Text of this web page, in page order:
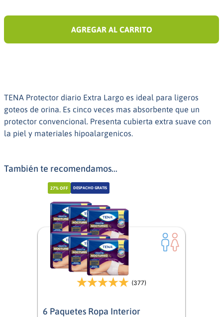
AGREGAR AL CARRITO
TENA Protector diario Extra Largo es ideal para ligeros
goteos de orina. Es cinco veces mas absorbente que un
protector convencional. Presenta cubierta extra suave con
la piel y materiales hipoalargenicos.
También te recomendamos...
27% OFF DESPACHO GRATIS
(377)
6 Paquetes Ropa Interior